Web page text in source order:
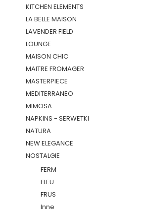
KITCHEN ELEMENTS
LA BELLE MAISON
LAVENDER FIELD
LOUNGE
MAISON CHIC
MAITRE FROMAGER
MASTERPIECE
MEDITERRANEO
MIMOSA
NAPKINS - SERWETKI
NATURA
NEW ELEGANCE
NOSTALGIE
FERM
FLEU
FRUS
Inne